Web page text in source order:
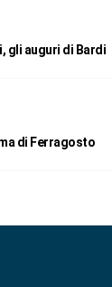
gli auguri di Bardi
di Ferragosto